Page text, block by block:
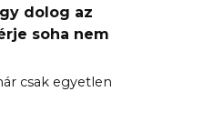
dolog az
soha nem
csak egyetlen